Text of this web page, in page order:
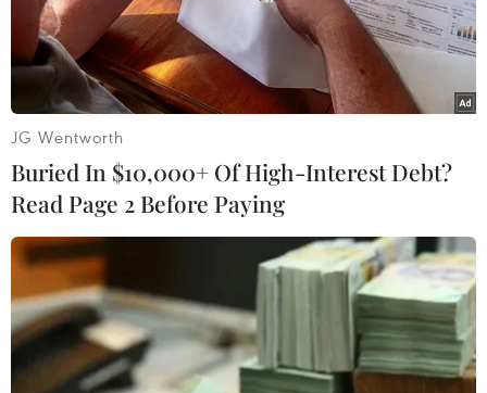
Xuất khẩu vũ khí của Đức dự kiến đạt mức
cao kỷ lục trong năm 2023
02/10/2023 23:18
Số liệu của Bộ Kinh tế liên bang Đức công bố ngày 2/10
JG Wentworth
Buried In $10,000+ Of High-Interest Debt?
Read Page 2 Before Paying